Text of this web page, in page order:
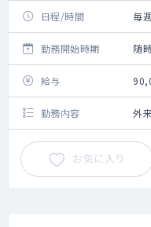
日程/時間 毎
勤務開始時期 随
給与
勤務内容 外
お気に入り